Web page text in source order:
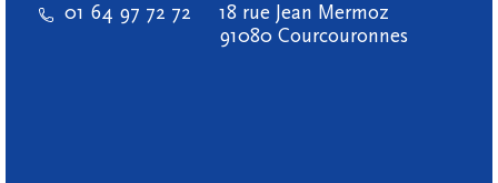
01 64 97 72 72
18 rue Jean Mermoz
91080 Courcouronnes